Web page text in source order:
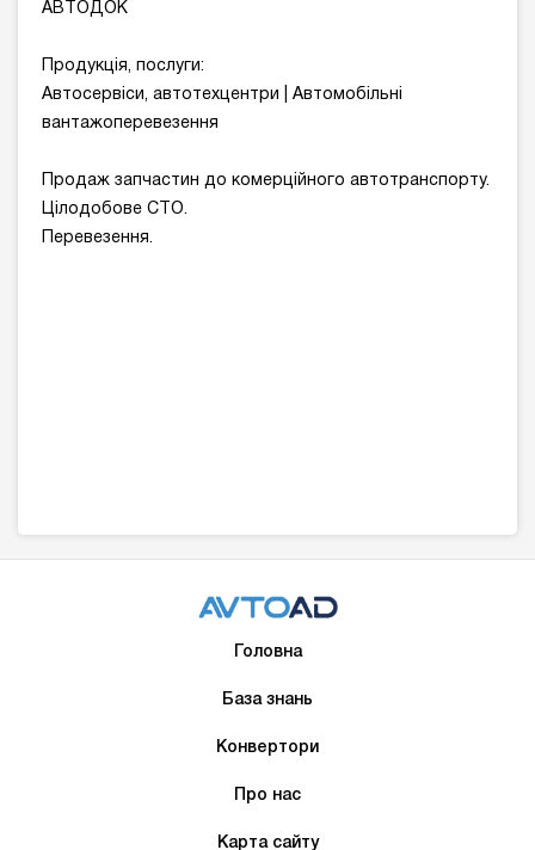
АВТОДОК
Продукція, послуги:
Автосервіси, автотехцентри | Автомобільні
вантажоперевезення
Продаж запчастин до комерційного автотранспорту.
Цілодобове СТО.
Перевезення.
Головна
База знань
Конвертори
Про нас
Карта сайту